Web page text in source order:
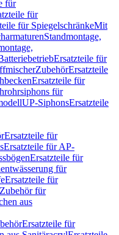
für
für
für SpiegelschränkeMit
Standmontage,
Ersatzteile für
ZubehörErsatzteile
Ersatzteile für
für
UP-SiphonsErsatzteile
Ersatzteile für
Ersatzteile für AP-
Ersatzteile für
für
Ersatzteile für
für
aus
Ersatzteile für